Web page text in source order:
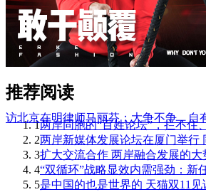
访北京在明律师马丽芬：大争不争，自
推荐阅读
1两岸同胞的“百姓论坛”，拦不住
2两岸新媒体发展论坛在厦门举行
3扩大交流合作 两岸融合发展的大
4“双循环”战略显效内需强劲：新
5是中国的也是世界的 天猫双11